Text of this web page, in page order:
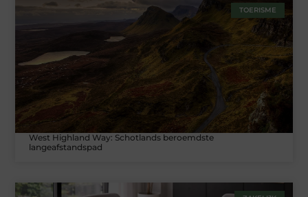
TOERISME
West Highland Way: Schotlands beroemdste
langeafstandspad